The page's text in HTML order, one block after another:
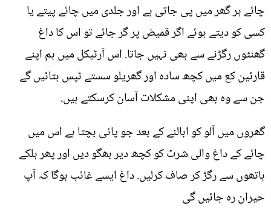
چائے ہر گھر میں پی جاتی ہے اور جلدی میں چائے پیتے یا
کسی کو دیتے ہوئے اگر قمیض پر گر جائے تو اس کا داغ
گھنٹوں رگڑنے سے بھی نہیں جاتا. اس آرٹیکل میں ہم اپنے
قارئین کع میں کچھ سادہ اور گھریلو سستے ٹپس بتائیں گے
جن سے وہ بھی اپنی مشکلات آسان کرسکتے ہیں.
گھروں میں آلو کو ابالنے کے بعد جو پانی بچتا ہے اس میں
چائے کے داغ والی شرٹ کو کچھ دیر بھگو دیں اور پھر ہلکے
ہاتھوں سے رگڑ کر صاف کرلیں. داغ ایسے غائب ہوگا کہ آپ
حیران رہ جائیں گی